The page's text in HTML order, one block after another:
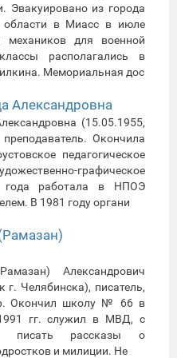
Эвакуировано из города
области в Миасс в июле
механиков для военной
располагались в
Мемориальная дос
Александровна
(15.05.1955,
Окончила
педагогическое
графическое
года работала в НПОЭ
В 1981 году органи
Александрович
г. Челябинска), писатель,
Окончил школу № 66 в
гг. служил в МВД, с
писать рассказы о
и милиции. Не